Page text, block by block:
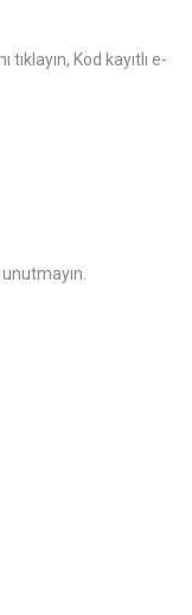
Kod kayıtlı e-